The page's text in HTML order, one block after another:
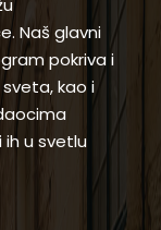
Naš glavni
pokriva i
kao i
u svetlu